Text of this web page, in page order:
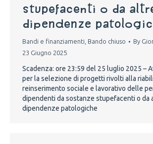
stupefacenti o da
dipendenze
Bandi e finanziamenti Bando chiuso By
23 Giugno 2025
Scadenza: ore 23:59 del 25 luglio 2025 –
per la selezione di progetti rivolti alla
reinserimento sociale e lavorativo delle
dipendenti da sostanze stupefacenti o da
dipendenze patologiche